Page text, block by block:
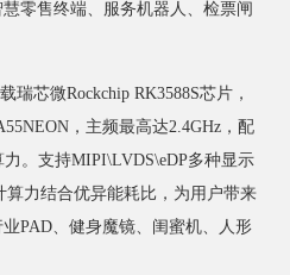
零售终端、服务机器人、检票闸
瑞芯微Rockchip RK3588S芯片，
，主频最高达2.4GHz，配
。支持MIPI\LVDS\eDP多种显示
力结合优异能耗比，为用户带来
PAD、健身魔镜、闺蜜机、人形